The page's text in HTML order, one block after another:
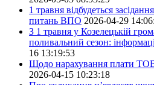
1 травня відбудеться
питань ВПО 2026-04-29
З 1 травня у Козелецькій
поливальний сезон:
16 13:19:53
Щодо нарахування плати
2026-04-15 10:23:18